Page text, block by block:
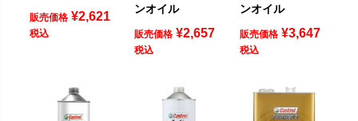
販売価格 ¥2,621
税込
ンオイル
販売価格 ¥2,657
税込
ンオイル
販売価格 ¥3,647
税込